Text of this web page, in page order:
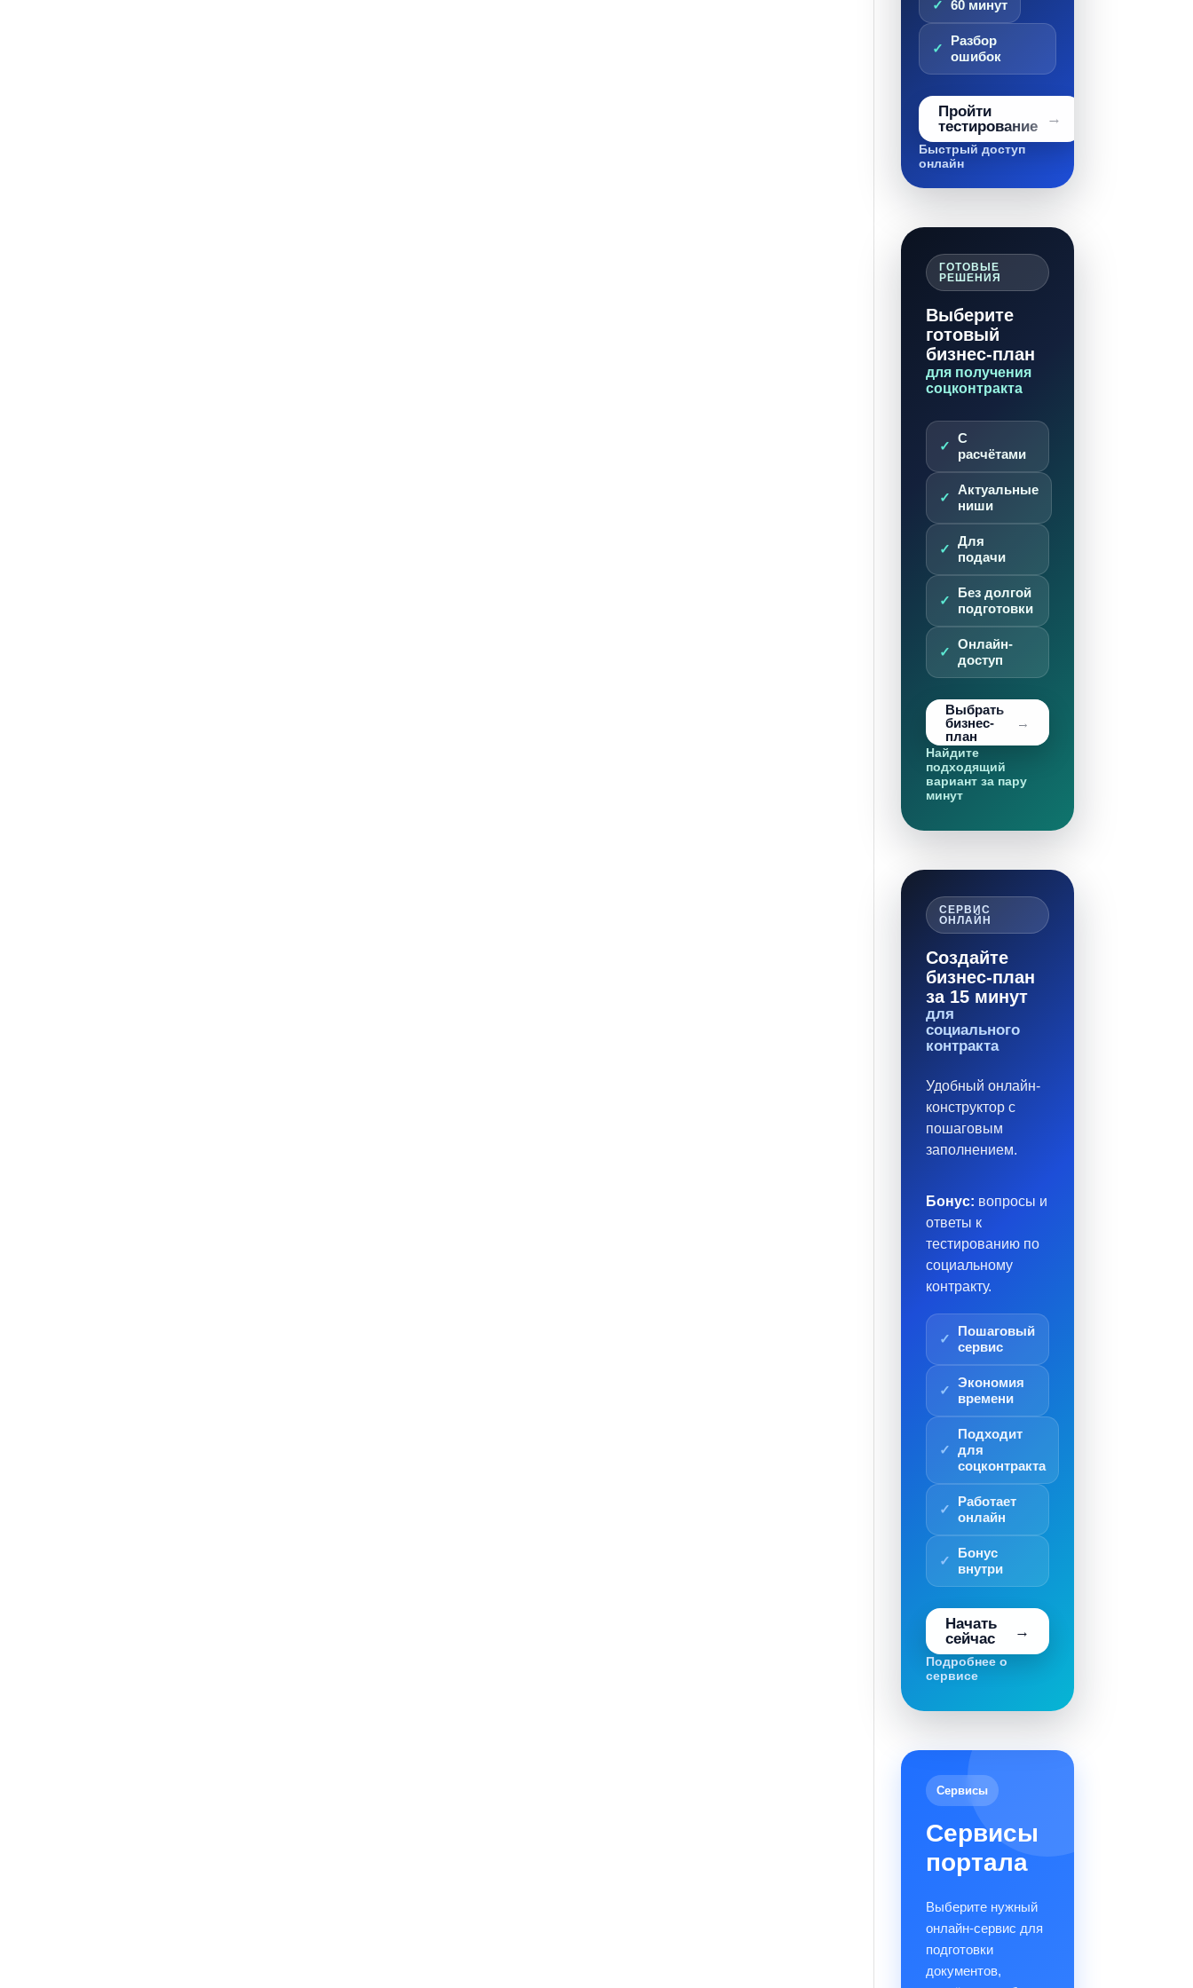
60 минут
Разбор
ошибок
Пройти
тестирование
Быстрый доступ
онлайн
ГОТОВЫЕ
РЕШЕНИЯ
Выберите
готовый
бизнес-план
для получения
соцконтракта
С
расчётами
Актуальные
ниши
Для
подачи
Без долгой
подготовки
Онлайн-
доступ
Выбрать
бизнес-
план
Найдите
подходящий
вариант за пару
минут
СЕРВИС
ОНЛАЙН
Создайте
бизнес-план
за 15 минут
для
социального
контракта
Удобный онлайн-
конструктор с
пошаговым
заполнением.
Бонус: вопросы и
ответы к
тестированию по
социальному
контракту.
Пошаговый
сервис
Экономия
времени
Подходит
для
соцконтракта
Работает
онлайн
Бонус
внутри
Начать
сейчас
Подробнее о
сервисе
Сервисы
Сервисы
портала
Выберите нужный
онлайн-сервис для
подготовки
документов,